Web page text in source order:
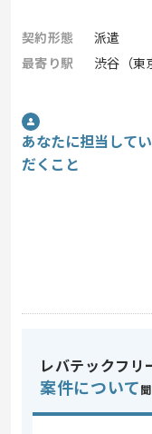
契約形態
派遣
最寄り駅
渋谷（東
あなたに担当して
だくこと
レバテックフリ
案件について